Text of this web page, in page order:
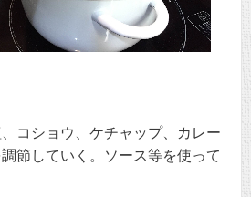
コショウ、ケチャップ、カレー
節していく。ソース等を使って